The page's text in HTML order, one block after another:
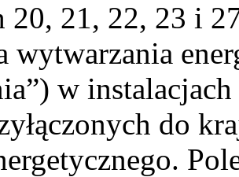
20, 21, 22, 23 i
wytwarzania
w
do